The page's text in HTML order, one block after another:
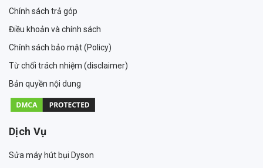
Chính sách trả góp
Điều khoản và chính sách
Chính sách bảo mật (Policy)
Từ chối trách nhiệm (disclaimer)
Bản quyền nội dung
Dịch Vụ
Sửa máy hút bụi Dyson